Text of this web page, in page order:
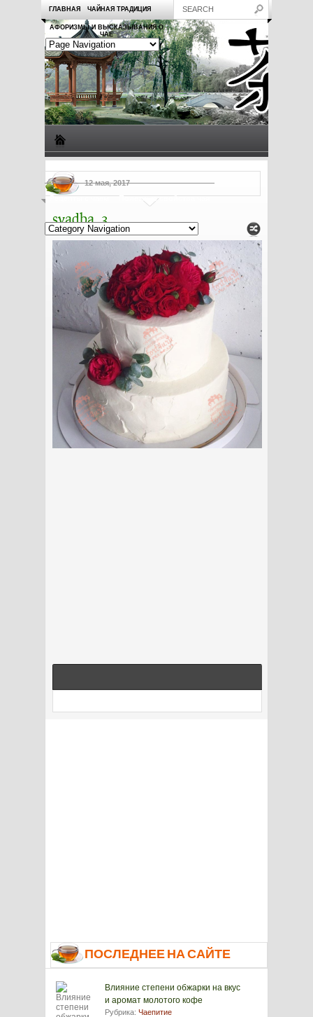
ГЛАВНАЯ ЧАЙНАЯ ТРАДИЦИЯ
АФОРИЗМЫ И ВЫСКАЗЫВАНИЯ О
ЧАЕ
Рецепты с чаем Полезные свойства чая
12 мая, 2017
svadba_3
ПОСЛЕДНЕЕ НА САЙТЕ
Влияние степени обжарки на вкус
и аромат молотого кофе
Рубрика: Чаепитие